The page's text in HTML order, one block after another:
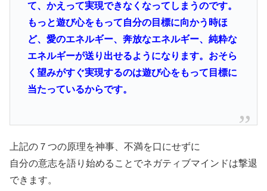
て、かえって実現できなくなってしまうのです。
もっと遊び心をもって自分の目標に向かう時ほ
ど、愛のエネルギー、奔放なエネルギー、純粋な
エネルギーが送り出せるようになります。おそら
く望みがすぐ実現するのは遊び心をもって目標に
当たっているからです。
上記の７つの原理を神事、不満を口にせずに
自分の意志を語り始めることでネガティブマインドは撃退
できます。